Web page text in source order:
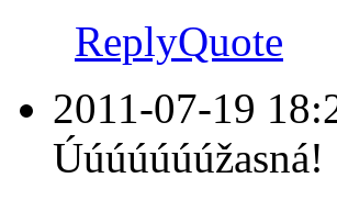
ReplyQuote
2011-07-19
Úúúúúúúžasná!